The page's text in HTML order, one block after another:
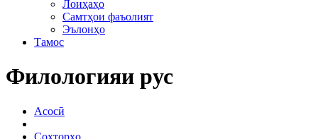
Лоиҳаҳо
Самтҳои фаъолият
Эълонҳо
Тамос
Филологияи рус
Асосӣ
Сохторҳо